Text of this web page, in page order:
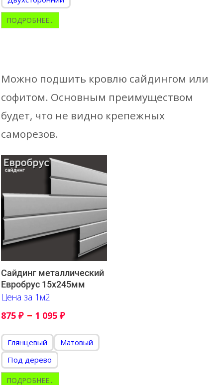
ПОДРОБНЕЕ...
Можно подшить кровлю сайдингом или
софитом. Основным преимуществом
будет, что не видно крепежных
саморезов.
Сайдинг металлический
Евробрус 15х245мм
Цена за 1м2
875 ₽ – 1 095 ₽
Глянцевый
Матовый
Под дерево
ПОДРОБНЕЕ...